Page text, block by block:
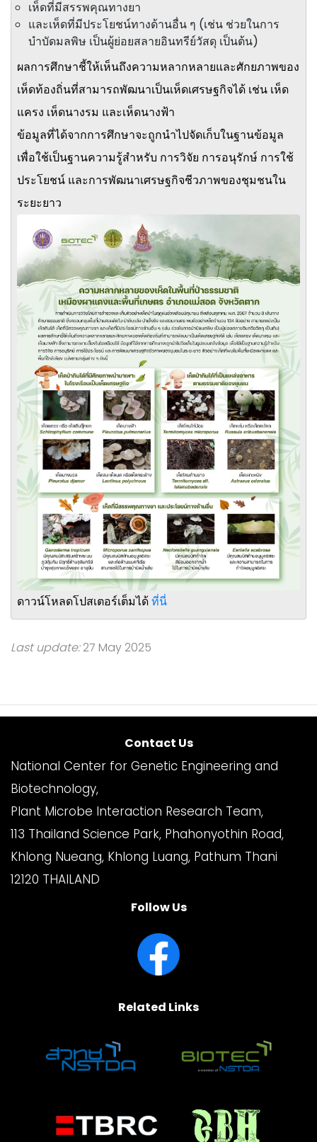
เห็ดที่มีสรรพคุณทางยา
และเห็ดที่มีประโยชน์ทางด้านอื่น ๆ (เช่น ช่วยในการ
บำบัดมลพิษ เป็นผู้ย่อยสลายอินทรีย์วัสดุ เป็นต้น)
ผลการศึกษาชี้ให้เห็นถึงความหลากหลายและศักยภาพของ
เห็ดท้องถิ่นที่สามารถพัฒนาเป็นเห็ดเศรษฐกิจได้ เช่น เห็ด
แครง เห็ดนางรม และเห็ดนางฟ้า
ข้อมูลที่ได้จากการศึกษาจะถูกนำไปจัดเก็บในฐานข้อมูล
เพื่อใช้เป็นฐานความรู้สำหรับ การวิจัย การอนุรักษ์ การใช้
ประโยชน์ และการพัฒนาเศรษฐกิจชีวภาพของชุมชนใน
ระยะยาว
ดาวน์โหลดโปสเตอร์เต็มได้ที่นี่
Last update:27 May 2025
Contact Us
National Center for Genetic Engineering and
Biotechnology,
Plant Microbe Interaction Research Team,
113 Thailand Science Park, Phahonyothin Road,
Khlong Nueang, Khlong Luang, Pathum Thani
12120 THAILAND
Follow Us
Related Links